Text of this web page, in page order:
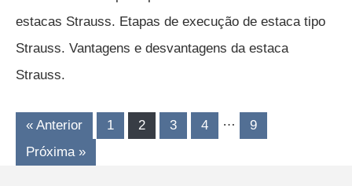
estacas Strauss. Etapas de execução de estaca tipo
Strauss. Vantagens e desvantagens da estaca
Strauss.
Navegação
por
« Anterior 1 2 3 4 …
9
Próxima »